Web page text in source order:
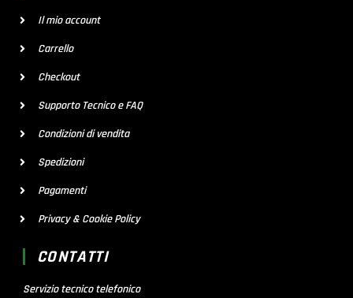
Il mio account
Carrello
Checkout
Supporto Tecnico e FAQ
Condizioni di vendita
Spedizioni
Pagamenti
Privacy & Cookie Policy
CONTATTI
Servizio tecnico telefonico